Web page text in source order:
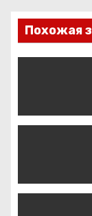
п
о
а
и
Похожая